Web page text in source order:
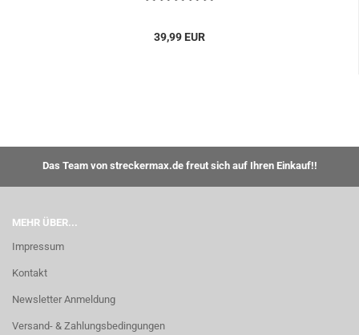
39,99 EUR
Das Team von streckermax.de freut sich auf Ihren Einkauf!!
MEHR ÜBER...
Impressum
Kontakt
Newsletter Anmeldung
Versand- & Zahlungsbedingungen